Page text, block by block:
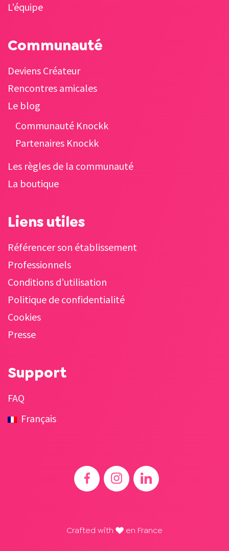
L’équipe
Communauté
Deviens Créateur
Rencontres amicales
Le blog
Communauté Knockk
Partenaires Knockk
Les règles de la communauté
La boutique
Liens utiles
Référencer son établissement
Professionnels
Conditions d’utilisation
Politique de confidentialité
Cookies
Presse
Support
FAQ
Français
Crafted with en France